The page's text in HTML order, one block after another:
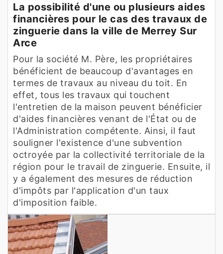
La possibilité d'une ou plusieurs aides
financières pour le cas des travaux de
zinguerie dans la ville de Merrey Sur
Arce
Pour la société M. Père, les propriétaires
bénéficient de beaucoup d'avantages en
termes de travaux au niveau du toit. En
effet, tous les travaux qui touchent
l'entretien de la maison peuvent bénéficier
d'aides financières venant de l'État ou de
l'Administration compétente. Ainsi, il faut
souligner l'existence d'une subvention
octroyée par la collectivité territoriale de la
région pour le travail de zinguerie. Ensuite, il
y a également des mesures de réduction
d'impôts par l'application d'un taux
d'imposition faible.